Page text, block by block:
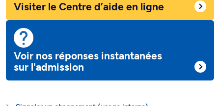
Visiter le Centre d’aide en ligne
Voir nos réponses instantanées
sur l'admission